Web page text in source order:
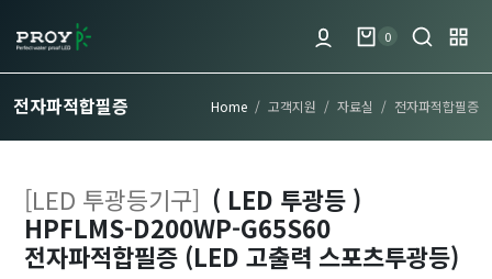
0
전자파적합필증 Home 고객지원 자료실 전자파적합필증
[LED 투광등기구] ( LED 투광등 )
HPFLMS-D200WP-G65S60
전자파적합필증 (LED 고출력 스포츠투광등)